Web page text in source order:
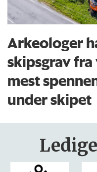
Arkeologer
skipsgrav
mest
under skipet